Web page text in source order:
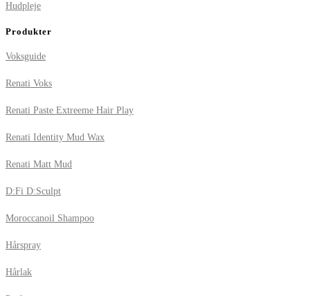
Hudpleje
Produkter
Voksguide
Renati Voks
Renati Paste Extreeme Hair Play
Renati Identity Mud Wax
Renati Matt Mud
D:Fi D:Sculpt
Moroccanoil Shampoo
Hårspray
Hårlak